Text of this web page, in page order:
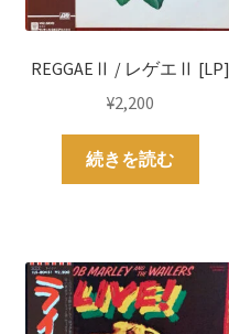
REGGAEⅡ / レゲエⅡ [LP]
¥2,200
続きを読む